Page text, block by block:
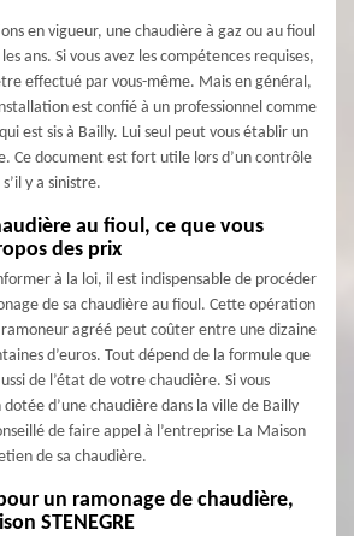
en vigueur, une chaudière à gaz ou au fioul
ans. Si vous avez les compétences requises,
effectué par vous-même. Mais en général,
est confié à un professionnel comme
est sis à Bailly. Lui seul peut vous établir un
Ce document est fort utile lors d’un contrôle
y a sinistre.
au fioul, ce que vous
des prix
à la loi, il est indispensable de procéder
de sa chaudière au fioul. Cette opération
agréé peut coûter entre une dizaine
d’euros. Tout dépend de la formule que
de l’état de votre chaudière. Si vous
dotée d’une chaudière dans la ville de Bailly
de faire appel à l’entreprise La Maison
de sa chaudière.
un ramonage de chaudière,
STENEGRE